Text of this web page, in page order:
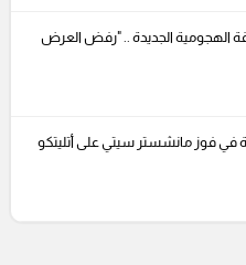
الهجومية الجديدة .. "رفض العرض
في فوز مانشستر سيتي على أتليتكو